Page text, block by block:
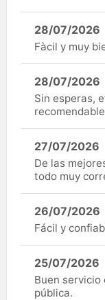
28/07/2026
Fàcil y muy
28/07/2026
Sin esperas,
recomendable
27/07/2026
De las
todo muy
26/07/2026
Fácil y
25/07/2026
Buen servicio
pública.